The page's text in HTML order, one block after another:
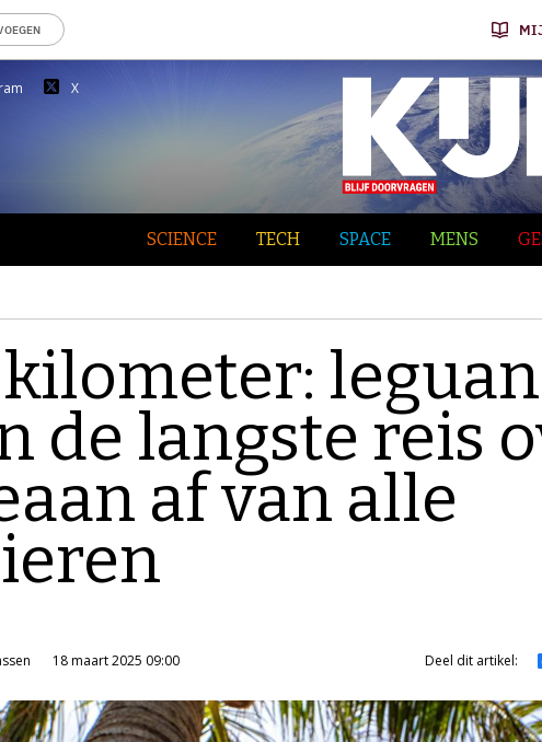
X
SCIENCE TECH SPACE MENS
de langste reis
af van alle
18 maart 2025 09:00 Deel dit artikel: